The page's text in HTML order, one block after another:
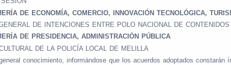
DE ECONOMÍA, COMERCIO, INNOVACIÓN TECNOLÓGICA,
DE INTENCIONES ENTRE POLO NACIONAL DE
DE PRESIDENCIA, ADMINISTRACIÓN PÚBLICA
DE LA POLICÍA LOCAL DE MELILLA
conocimiento, informándose que los acuerdos adoptados